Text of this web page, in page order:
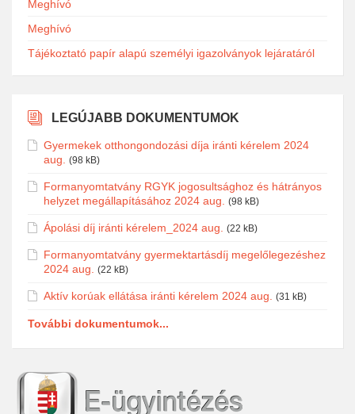
Meghívó
Meghívó
Tájékoztató papír alapú személyi igazolványok lejáratáról
LEGÚJABB DOKUMENTUMOK
Gyermekek otthongondozási díja iránti kérelem 2024
aug.
(98 kB)
Formanyomtatvány RGYK jogosultsághoz és hátrányos
helyzet megállapításához 2024 aug.
(98 kB)
Ápolási díj iránti kérelem_2024 aug. (22 kB)
Formanyomtatvány gyermektartásdíj megelőlegezéshez
2024 aug.
(22 kB)
Aktív korúak ellátása iránti kérelem 2024 aug. (31 kB)
További dokumentumok...